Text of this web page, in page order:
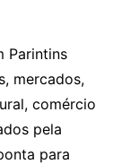
Parintins
mercados,
comércio
pela
para